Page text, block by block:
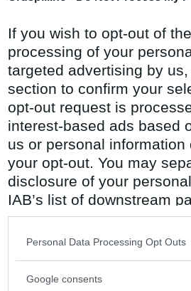
If you wish to opt-out of
processing of your
targeted advertising by
section to confirm your
opt-out request is
interest-based ads based
us or personal
your opt-out. You may
disclosure of your
IAB’s list of downstream
also be disclosed by us
Downstream Participants
Please note that this
Personal Data Processing Opt Outs
Google consents
innlegg:
11499
innlegg:
1675
Austin